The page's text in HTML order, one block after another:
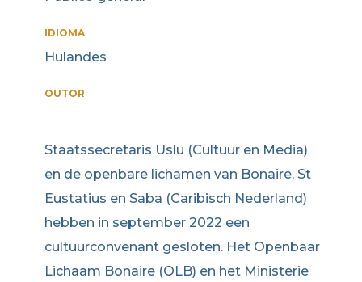
IDIOMA
Hulandes
OUTOR
Staatssecretaris Uslu (Cultuur en Media)
en de openbare lichamen van Bonaire, St
Eustatius en Saba (Caribisch Nederland)
hebben in september 2022 een
cultuurconvenant gesloten. Het Openbaar
Lichaam Bonaire (OLB) en het Ministerie